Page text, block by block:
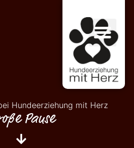
Hundeerziehung mit Herz
Pause